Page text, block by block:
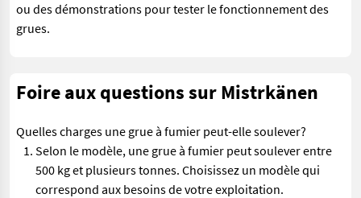
ou des démonstrations pour tester le fonctionnement des
grues.
Foire aux questions sur Mistrkänen
Quelles charges une grue à fumier peut-elle soulever?
Selon le modèle, une grue à fumier peut soulever entre
500 kg et plusieurs tonnes. Choisissez un modèle qui
correspond aux besoins de votre exploitation.